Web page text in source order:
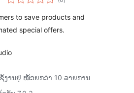
ທັງໝົດ
to save products and
special offers.
ງານຢູ່ ໜ້ອຍກວ່າ 10 ລາຍການ